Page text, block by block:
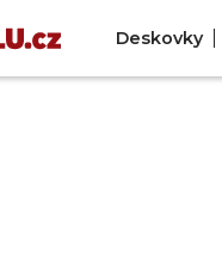
Deskovky